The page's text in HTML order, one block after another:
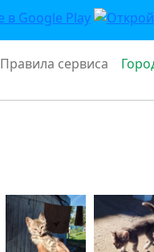
Правила сервиса